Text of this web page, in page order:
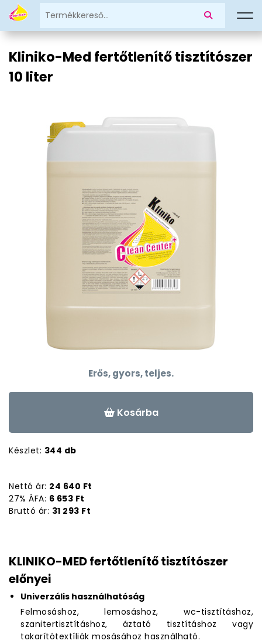
Kliniko-Med fertőtlenítő tisztítószer
10 liter
Erős, gyors, teljes.
Kosárba
Készlet: 344 db
Nettó ár: 24 640 Ft
27% ÁFA: 6 653 Ft
Bruttó ár: 31 293 Ft
KLINIKO-MED fertőtlenítő tisztítószer
előnyei
Univerzális használhatóság
Felmosáshoz, lemosáshoz, wc-tisztításhoz,
szanitertisztításhoz, áztató tisztításhoz vagy
takarítótextíliák mosásához használható.